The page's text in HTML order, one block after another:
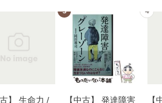
古】 生命力 /
3
【中古】 発達障害
4
【